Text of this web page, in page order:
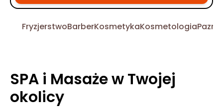
FryzjerstwoBarberKosmetykaKosmetologia
SPA i Masaże w Twojej
okolicy